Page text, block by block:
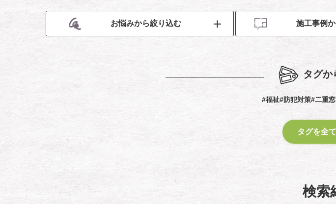
お悩みから絞り込む 施工事例
タグか
#福祉#防犯対策#二重窓
タグを全
検索